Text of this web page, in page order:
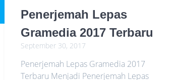
Penerjemah Lepas
Gramedia 2017 Terbaru
September 30, 2017
Penerjemah Lepas Gramedia 2017
Terbaru Menjadi Penerjemah Lepas